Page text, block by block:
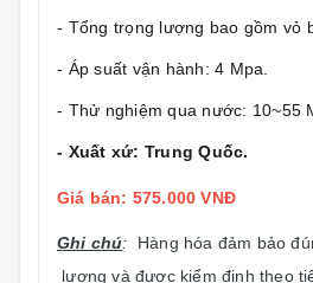
- Tổng trọng lượng bao gồm vỏ
- Áp suất vận hành: 4 Mpa.
- Thử nghiệm qua nước: 10~55
- Xuất xứ: Trung Quốc.
Giá bán: 575.000 VNĐ
Ghi chú: Hàng hóa đảm bảo
lượng và được kiểm định theo